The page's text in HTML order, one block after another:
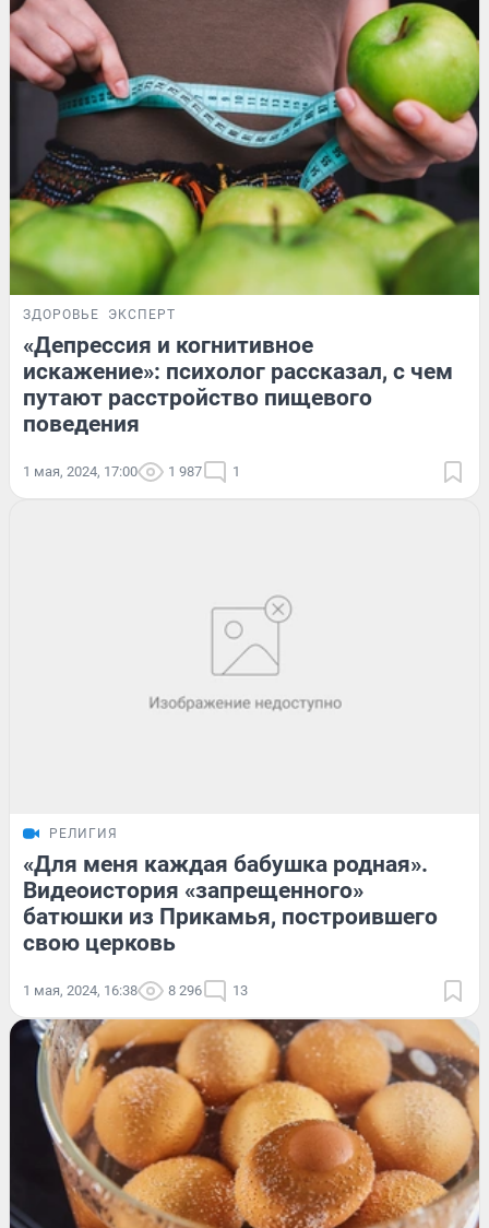
ЗДОРОВЬЕ ЭКСПЕРТ
«Депрессия и когнитивное
искажение»: психолог рассказал, с чем
путают расстройство пищевого
поведения
1 мая, 2024, 17:00 1 987 1
РЕЛИГИЯ
«Для меня каждая бабушка родная».
Видеоистория «запрещенного»
батюшки из Прикамья, построившего
свою церковь
1 мая, 2024, 16:38 8 296 13